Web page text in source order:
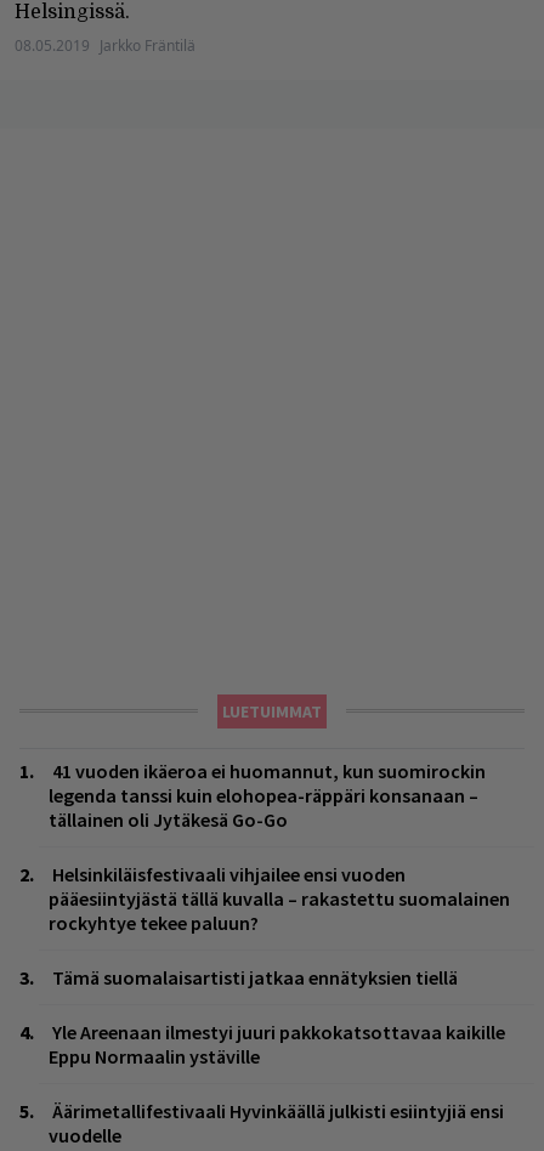
Helsingissä.
08.05.2019 Jarkko Fräntilä
LUETUIMMAT
41 vuoden ikäeroa ei huomannut, kun suomirockin
legenda tanssi kuin elohopea-räppäri konsanaan –
tällainen oli Jytäkesä Go-Go
Helsinkiläisfestivaali vihjailee ensi vuoden
pääesiintyjästä tällä kuvalla – rakastettu suomalainen
rockyhtye tekee paluun?
Tämä suomalaisartisti jatkaa ennätyksien tiellä
Yle Areenaan ilmestyi juuri pakkokatsottavaa kaikille
Eppu Normaalin ystäville
Äärimetallifestivaali Hyvinkäällä julkisti esiintyjiä ensi
vuodelle